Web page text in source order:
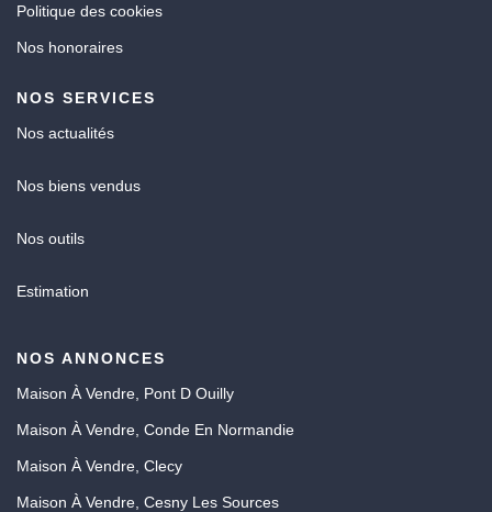
Politique des cookies
Nos honoraires
NOS SERVICES
Nos actualités
Nos biens vendus
Nos outils
Estimation
NOS ANNONCES
Maison À Vendre, Pont D Ouilly
Maison À Vendre, Conde En Normandie
Maison À Vendre, Clecy
Maison À Vendre, Cesny Les Sources